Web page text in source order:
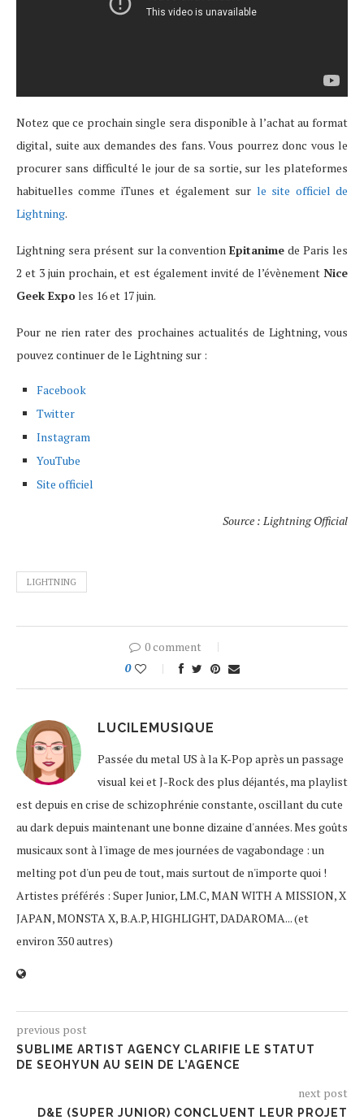
Notez que ce prochain single sera disponible à l’achat au format
digital, suite aux demandes des fans. Vous pourrez donc vous le
procurer sans difficulté le jour de sa sortie, sur les plateformes
habituelles comme iTunes et également sur le site officiel de
Lightning.
Lightning sera présent sur la conventionEpitanime de Paris les
2 et 3 juin prochain, et est également invité de l’évènement Nice
Geek Expoles 16 et 17 juin.
Pour ne rien rater des prochaines actualités de Lightning, vous
pouvez continuer de le Lightning sur :
Facebook
Twitter
Instagram
YouTube
Site officiel
Source : Lightning Official
LIGHTNING
0 comment
0
LUCILEMUSIQUE
Passée du metal US à la K-Pop après un passage
visual kei et J-Rock des plus déjantés, ma playlist
est depuis en crise de schizophrénie constante, oscillant du cute
au dark depuis maintenant une bonne dizaine d'années. Mes goûts
musicaux sont à l'image de mes journées de vagabondage : un
melting pot d'un peu de tout, mais surtout de n'importe quoi !
Artistes préférés : Super Junior, LM.C, MAN WITH A MISSION, X
JAPAN, MONSTA X, B.A.P, HIGHLIGHT, DADAROMA... (et
environ 350 autres)
previous post
SUBLIME ARTIST AGENCY CLARIFIE LE STATUT
DE SEOHYUN AU SEIN DE L’AGENCE
next post
D&E (SUPER JUNIOR) CONCLUENT LEUR PROJET